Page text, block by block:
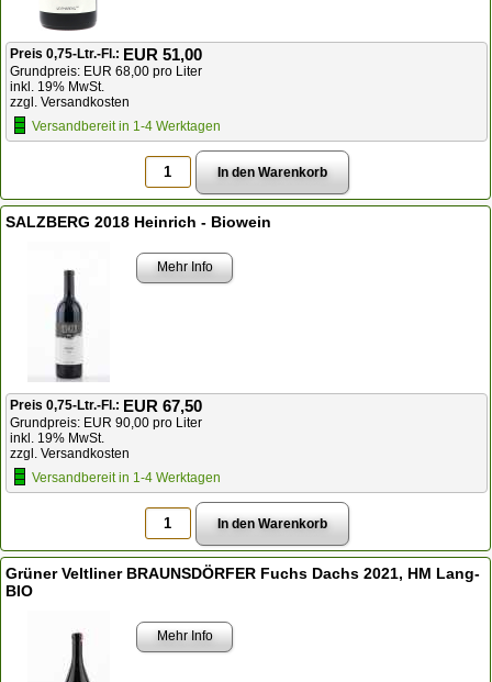
Preis 0,75-Ltr.-Fl.: EUR 51,00
Grundpreis: EUR 68,00 pro Liter
inkl. 19% MwSt.
zzgl. Versandkosten
Versandbereit in 1-4 Werktagen
SALZBERG 2018 Heinrich - Biowein
Mehr Info
Preis 0,75-Ltr.-Fl.: EUR 67,50
Grundpreis: EUR 90,00 pro Liter
inkl. 19% MwSt.
zzgl. Versandkosten
Versandbereit in 1-4 Werktagen
Grüner Veltliner BRAUNSDÖRFER Fuchs Dachs 2021, HM Lang-
BIO
Mehr Info